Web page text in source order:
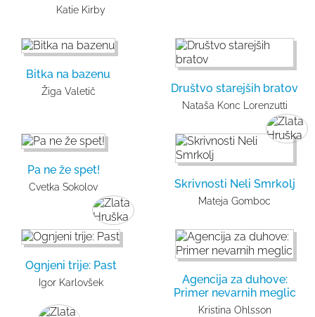
Katie Kirby
Bitka na bazenu
Žiga Valetič Društvo starejših bratov
Nataša Konc Lorenzutti
Pa ne že spet!
Cvetka Sokolov Skrivnosti Neli Smrkolj
Mateja Gomboc
Ognjeni trije: Past
Igor Karlovšek
Agencija za duhove:
Primer nevarnih meglic
Kristina Ohlsson